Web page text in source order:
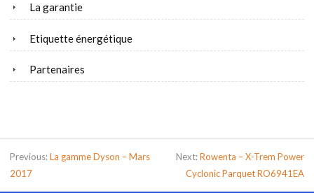
La garantie
Etiquette énergétique
Partenaires
Previous:La gamme Dyson – Mars
2017
Next:Rowenta – X-Trem Power
Cyclonic Parquet RO6941EA